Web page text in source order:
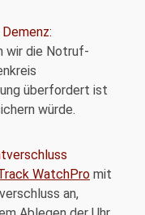
wir die Notruf-
überfordert ist
würde.
WatchPro mit
an,